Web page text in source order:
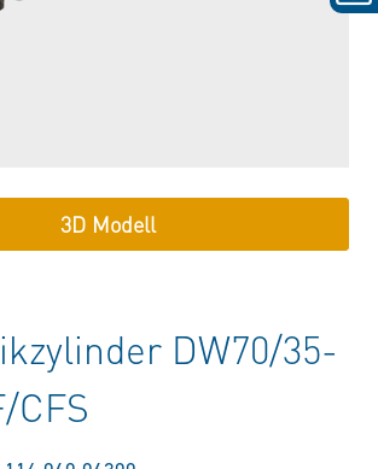
3D Modell
DW70/35-
CFS